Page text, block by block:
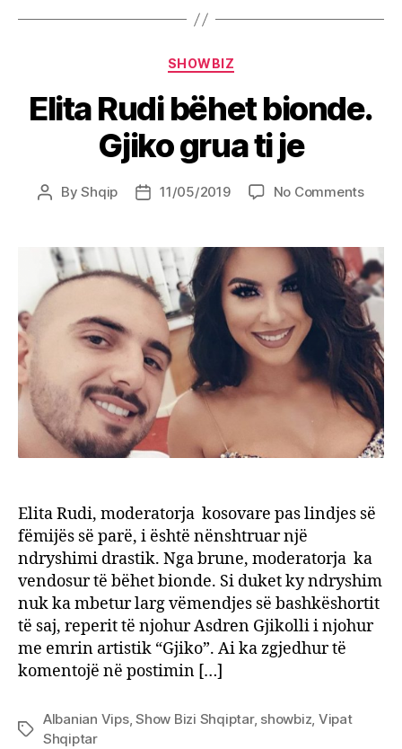
Categories
SHOWBIZ
Elita Rudi bëhet bionde.
Gjiko grua ti je
PostByShqip
Post11/05/2019 No Commentson
bëhet
Gjiko
grua
ti
je
Elita Rudi, moderatorja kosovare pas lindjes së
fëmijës së parë, i është nënshtruar një
ndryshimi drastik. Nga brune, moderatorja ka
vendosur të bëhet bionde. Si duket ky ndryshim
nuk ka mbetur larg vëmendjes së bashkëshortit
të saj, reperit të njohur Asdren Gjikolli i njohur
me emrin artistik “Gjiko”. Ai ka zgjedhur të
komentojë në postimin […]
Tags
Albanian Vips,Show Bizi Shqiptar, showbiz, Vipat
Shqiptar